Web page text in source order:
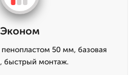
Эконом
50 мм, базовая
быстрый монтаж.